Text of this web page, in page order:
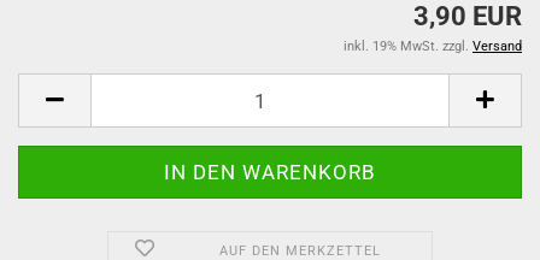
3,90 EUR
inkl. 19% MwSt. zzgl. Versand
AUF DEN MERKZETTEL